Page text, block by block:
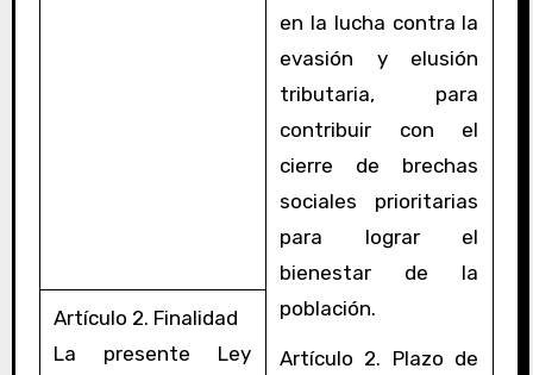
en la lucha contra la
evasión y elusión
tributaria, para
contribuir con el
cierre de brechas
sociales prioritarias
para lograr el
bienestar de la
población.
Artículo 2. Plazo de
Artículo 2. Finalidad
La presente Ley